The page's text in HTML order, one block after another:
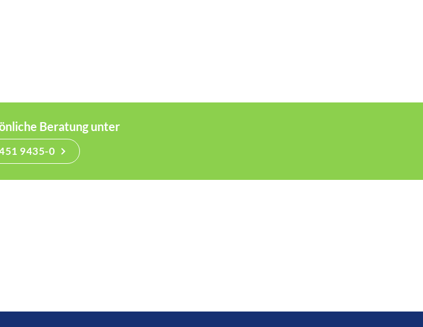
Beratung unter
9435-0